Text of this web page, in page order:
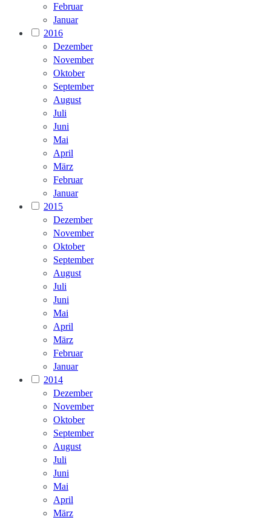
Februar
Januar
2016
Dezember
November
Oktober
September
August
Juli
Juni
Mai
April
März
Februar
Januar
2015
Dezember
November
Oktober
September
August
Juli
Juni
Mai
April
März
Februar
Januar
2014
Dezember
November
Oktober
September
August
Juli
Juni
Mai
April
März